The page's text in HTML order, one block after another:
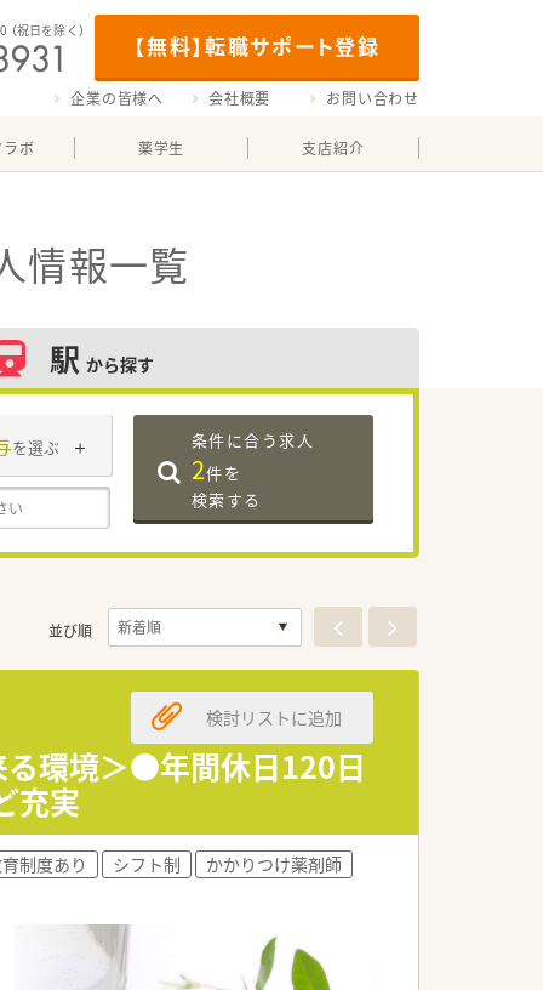
【無料】転職サポート登録
（祝日を除く）
企業の皆様へ 会社概要 お問い合わせ
ボ 薬学生 支店紹介
情報一覧
駅 から探す
を選ぶ 条件に合う求人
2件を
検索する
並び順
る環境＞●年間休日120日
充実
検討リストに追加
制度あり シフト制
かかりつけ薬剤師